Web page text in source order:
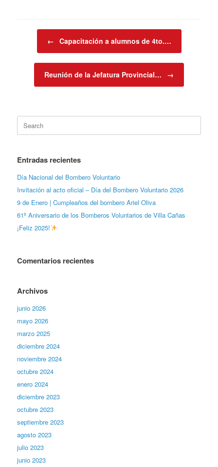
← Capacitación a alumnos de 4to.…
Reunión de la Jefatura Provincial… →
Search
for:
Entradas recientes
Día Nacional del Bombero Voluntario
Invitación al acto oficial – Día del Bombero Voluntario 2026
9 de Enero | Cumpleaños del bombero Ariel Oliva
61º Aniversario de los Bomberos Voluntarios de Villa Cañas
¡Feliz 2025!
Comentarios recientes
Archivos
junio 2026
mayo 2026
marzo 2025
diciembre 2024
noviembre 2024
octubre 2024
enero 2024
diciembre 2023
octubre 2023
septiembre 2023
agosto 2023
julio 2023
junio 2023